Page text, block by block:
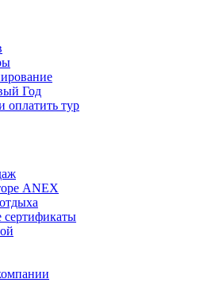
Год
оплатить тур
ANEX